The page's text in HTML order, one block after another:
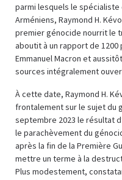
parmi lesquels le
Arméniens, Raymond H.
premier génocide nourrit le
aboutit à un rapport de 1200
Emmanuel Macron et
sources intégralement
À cette date, Raymond H.
frontalement sur le sujet du
septembre 2023 le résultat
le parachèvement du
après la fin de la Première
mettre un terme à la
Plus modestement,